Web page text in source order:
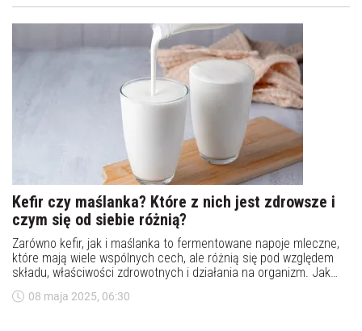
Kefir czy maślanka? Które z nich jest zdrowsze i
czym się od siebie różnią?
Zarówno kefir, jak i maślanka to fermentowane napoje mleczne,
które mają wiele wspólnych cech, ale różnią się pod względem
składu, właściwości zdrowotnych i działania na organizm. Jak
kefir i maślanka wpływają na trawienie, jaki mają skład
mikrobiologiczny i zawartość witamin?
08 maja 2025, 06:30